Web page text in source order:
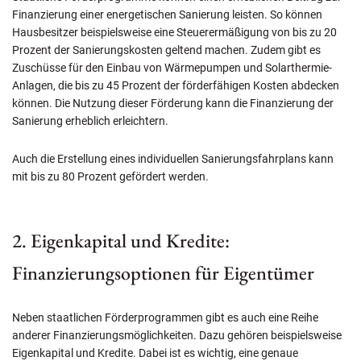
Finanzierung einer energetischen Sanierung leisten. So können
Hausbesitzer beispielsweise eine Steuerermäßigung von bis zu 20
Prozent der Sanierungskosten geltend machen. Zudem gibt es
Zuschüsse für den Einbau von Wärmepumpen und Solarthermie-
Anlagen, die bis zu 45 Prozent der förderfähigen Kosten abdecken
können. Die Nutzung dieser Förderung kann die Finanzierung der
Sanierung erheblich erleichtern.
Auch die Erstellung eines individuellen Sanierungsfahrplans kann
mit bis zu 80 Prozent gefördert werden.
2. Eigenkapital und Kredite:
Finanzierungsoptionen für Eigentümer
Neben staatlichen Förderprogrammen gibt es auch eine Reihe
anderer Finanzierungsmöglichkeiten. Dazu gehören beispielsweise
Eigenkapital und Kredite. Dabei ist es wichtig, eine genaue